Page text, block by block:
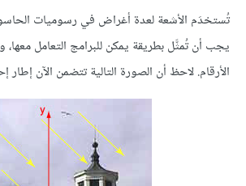
تُستخدَم الأشعة لعدة أغراض في رسوميات الحاسوب
يجب أن تُمثَّل بطريقة يمكن للبرامج التعامل
الأرقام. لاحظ أن الصورة التالية تتضمن الآن إطار